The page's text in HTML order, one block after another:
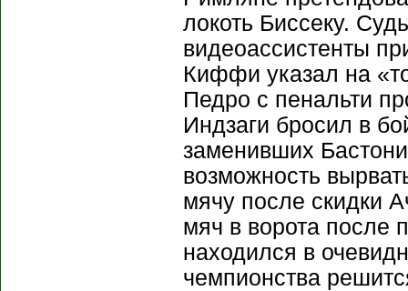
локоть Биссеку.
видеоассистенты
Киффи указал на
Педро с пенальти
Индзаги бросил в
заменивших
возможность
мячу после скидки
мяч в ворота после
находился в
чемпионства